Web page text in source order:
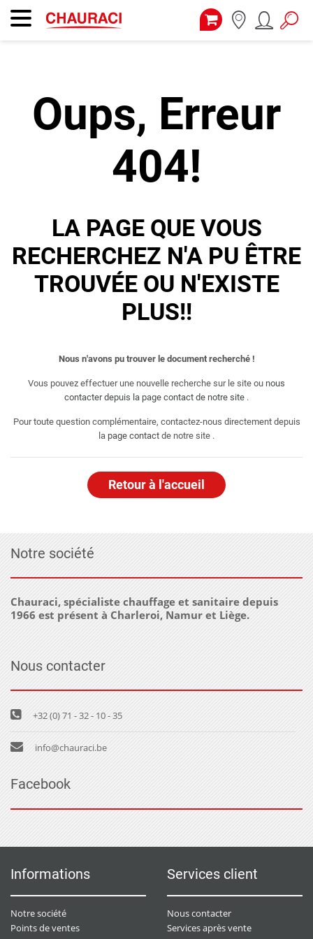
Oups, Erreur
404!
LA PAGE QUE VOUS
RECHERCHEZ N'A PU ÊTRE
TROUVÉE OU N'EXISTE
PLUS!!
Nous n'avons pu trouver le document recherché !
Vous pouvez effectuer une nouvelle recherche sur le site ou nous
contacter depuis la page contact de notre site .
Pour toute question complémentaire, contactez-nous directement depuis
la page contact de notre site .
Retour à l'accueil
Notre société
Chauraci, spécialiste chauffage et sanitaire depuis
1966 est présent à Charleroi, Namur et Liège.
Nous contacter
+32 (0) 71 - 32 - 10 - 35
info@chauraci.be
Facebook
Informations
Notre société
Points de ventes
Services client
Nous contacter
Services après vente